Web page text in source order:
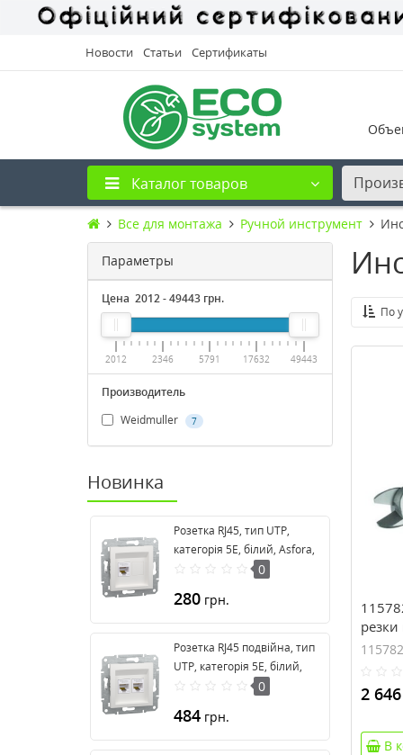
Новости Статьи Сертификаты
Каталог товаров
Все для монтажа Ручной инструмент
Параметры
Цена 2012-49443 грн.
2012 2346 5791 17632 49443
Производитель
Weidmuller
7
Новинка
Розетка RJ45, тип UTP,
категорія 5E, білий, Asfora,
без рамки EPH4370121
0
280 грн.
Розетка RJ45 подвійна, тип
UTP, категорія 5E, білий,
Asfora, без рамки
0
484 грн.
По
мм.кв)
2 646
В